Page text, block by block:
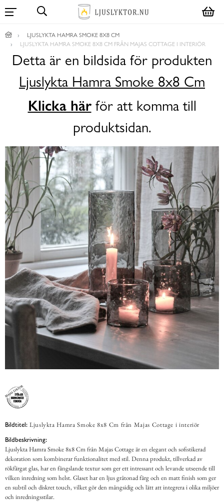
LJUSLYKTA HAMRA SMOKE 8X8 CM
LJUSLYKTA HAMRA SMOKE 8X8 CM FRÅN MAJAS COTTAGE I INTERIÖR
Detta är en bildsida för produkten
Ljuslykta Hamra Smoke 8x8 Cm
Klicka härför att komma till
produktsidan.
Bildtitel: Ljuslykta Hamra Smoke 8x8 Cm från Majas Cottage i interiör
Bildbeskrivning:
Ljuslykta Hamra Smoke 8x8 Cm från Majas Cottage är en elegant och sofistikerad
dekoration som kombinerar funktionalitet med stil. Denna produkt, tillverkad av
rökfärgat glas, har en fängslande textur som ger ett intressant och levande utseende till
vilken inredning som helst. Glaset har en ljus gråtonad färg och en matt finish som ger
en subtil och diskret touch, vilket gör den mångsidig och lätt att integrera i olika miljöer
och inredningsstilar.